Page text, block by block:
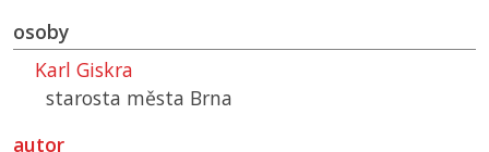
osoby
Karl Giskra
starosta města Brna
autor